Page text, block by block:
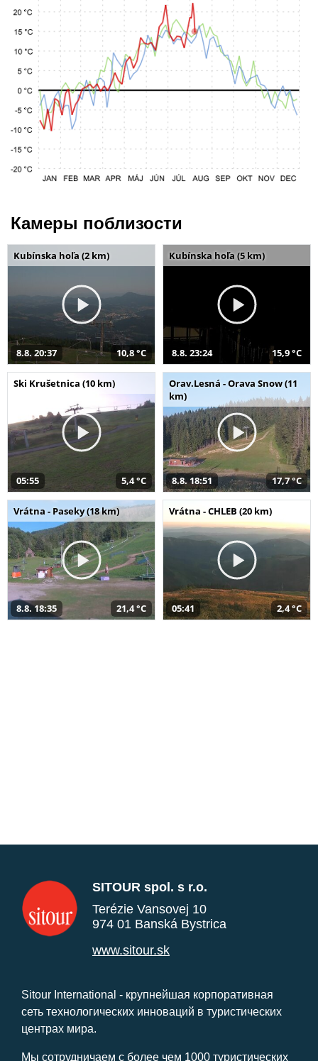
Камеры поблизости
Kubínska hoľa (2 km)
8.8. 20:37 10,8 °C
Kubínska hoľa (5 km)
8.8. 23:24 15,9 °C
Ski Krušetnica (10 km)
05:55 5,4 °C
Orav.Lesná - Orava Snow (11
km)
8.8. 18:51 17,7 °C
Vrátna - Paseky (18 km)
8.8. 18:35 21,4 °C
Vrátna - CHLEB (20 km)
05:41 2,4 °C
SITOUR spol. s r.o.
Terézie Vansovej 10
974 01 Banská Bystrica
www.sitour.sk
Sitour International - крупнейшая корпоративная
сеть технологических инноваций в туристических
центрах мира.
Мы сотрудничаем с более чем 1000 туристических